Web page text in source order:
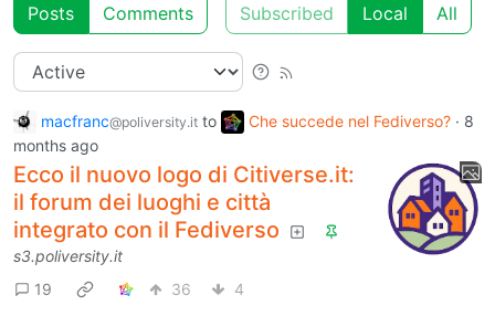
Posts Comments Subscribed Local All
macfranc@poliversity.it to Che succede nel Fediverso? · 8
months ago
Ecco il nuovo logo di Citiverse.it:
il forum dei luoghi e città
integrato con il Fediverso
s3.poliversity.it
19
36 4